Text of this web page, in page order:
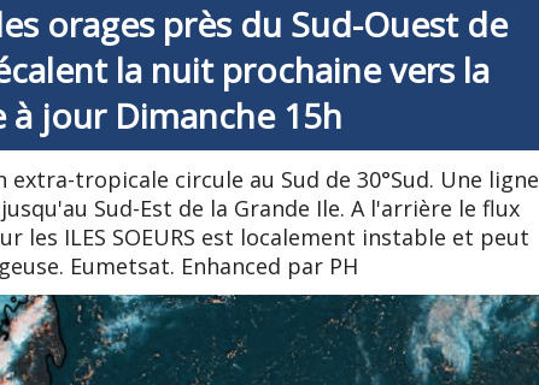
orages près du Sud-Ouest de
la nuit prochaine vers la
à jour Dimanche 15h
extra-tropicale circule au Sud de 30°Sud. Une ligne
Sud-Est de la Grande Ile. A l'arrière le flux
les ILES SOEURS est localement instable et peut
Eumetsat. Enhanced par PH